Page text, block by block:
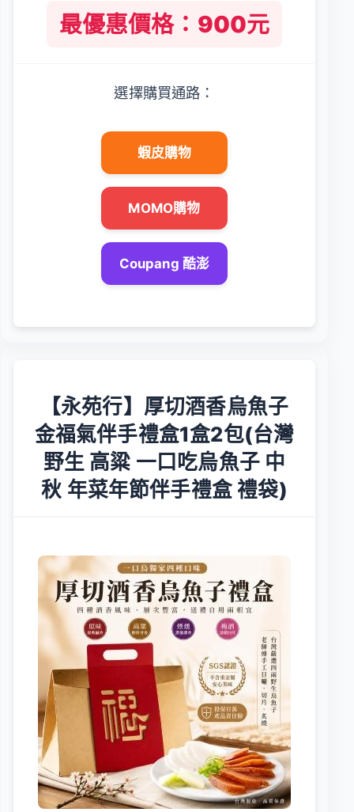
最優惠價格：900元
選擇購買通路：
蝦皮購物
MOMO購物
Coupang 酷澎
【永苑行】厚切酒香烏魚子
金福氣伴手禮盒1盒2包(台灣
野生 高粱 一口吃烏魚子 中
秋 年菜年節伴手禮盒 禮袋)